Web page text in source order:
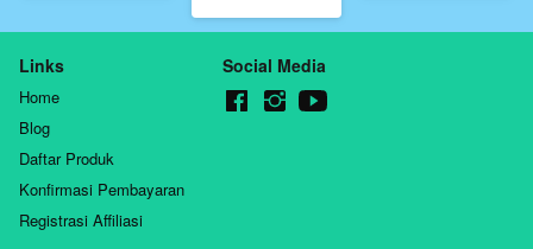
pemula
Syafi'i Penulis
Kurnaedi, Lc. ,
Ustadz Nizar
bin Saad Jabal,
Lc.Pustaka
Links
Home
Blog
Daftar Produk
Konfirmasi Pembayaran
Registrasi Affiliasi
Social Media